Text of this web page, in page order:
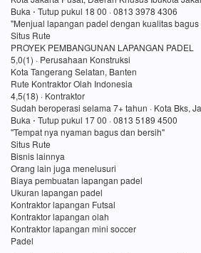
Buka ⋅ Tutup pukul 18 00 · 0813 3978 4306
"Menjual lapangan padel dengan kualitas
Situs Rute
PROYEK PEMBANGUNAN LAPANGAN PADEL
5,0(1) · Perusahaan Konstruksi
Kota Tangerang Selatan, Banten
Rute Kontraktor Olah Indonesia
4,5(18) · Kontraktor
Sudah beroperasi selama 7+ tahun · Kota Bks,
Buka ⋅ Tutup pukul 17 00 · 0813 5189 4500
"Tempat nya nyaman bagus dan bersih"
Situs Rute
Bisnis lainnya
Orang lain juga menelusuri
Biaya pembuatan lapangan padel
Ukuran lapangan padel
Kontraktor lapangan Futsal
Kontraktor lapangan olah
Kontraktor lapangan mini soccer
Padel